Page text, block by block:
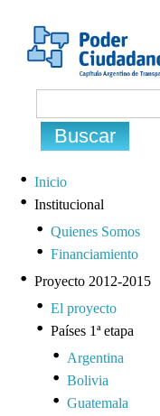
Inicio
Institucional
Quienes Somos
Financiamiento
Proyecto 2012-2015
El proyecto
Países 1ª etapa
Argentina
Bolivia
Guatemala